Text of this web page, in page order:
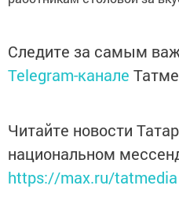
Telegram-канале
национальном
https://max.ru/tatmedia